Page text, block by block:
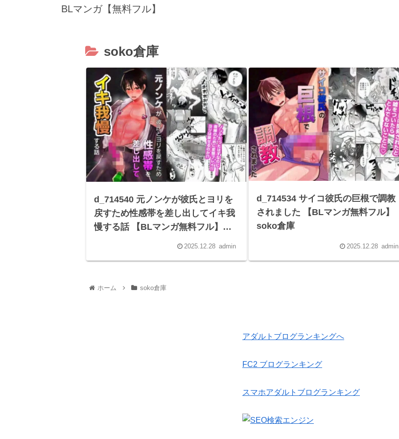
BLマンガ【無料フル】
soko倉庫
d_714540 元ノンケが彼氏とヨリを
戻すため性感帯を差し出してイキ我
慢する話 【BLマンガ無料フル】
2025.12.28 admin
d_714534 サイコ彼氏の巨根で調教
されました 【BLマンガ無料フル】
soko倉庫
2025.12.28 admin
ホーム soko倉庫
アダルトブログランキングへ
FC2 ブログランキング
スマホアダルトブログランキング